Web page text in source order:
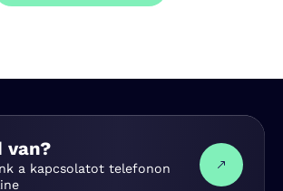
van?
a kapcsolatot telefonon